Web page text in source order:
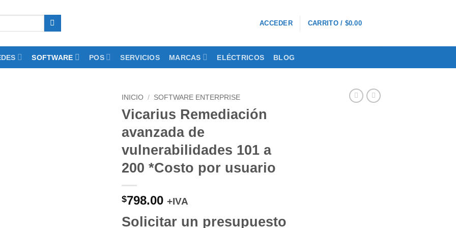
ACCEDER CARRITO / $0.00
SOFTWARE POS SERVICIOS MARCAS ELÉCTRICOS BLOG
INICIO / SOFTWARE ENTERPRISE
Vicarius Remediación
avanzada de
vulnerabilidades 101 a
200 *Costo por usuario
$798.00 +IVA
Solicitar un presupuesto